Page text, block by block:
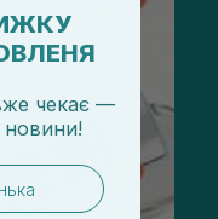
чекає —
новини!